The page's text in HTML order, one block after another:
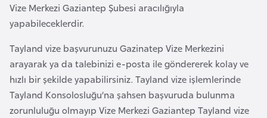
Vize Merkezi Gaziantep Şubesi aracılığıyla
yapabileceklerdir.
Tayland vize başvurunuzu Gazinatep Vize Merkezini
arayarak ya da talebinizi e-posta ile göndererek kolay ve
hızlı bir şekilde yapabilirsiniz. Tayland vize işlemlerinde
Tayland Konsolosluğu’na şahsen başvuruda bulunma
zorunluluğu olmayıp Vize Merkezi Gaziantep Tayland vize
B
a
h
r
e
y
n